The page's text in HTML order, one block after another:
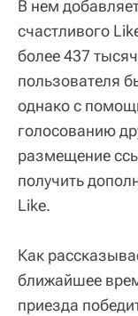
В нем
счастливого
более 437
пользователя
однако с
голосованию
размещение
получить
Like.
Как
ближайшее
приезда